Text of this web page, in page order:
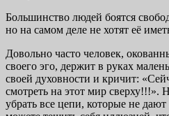
Большинство людей боятся
но на самом деле не хотят её
Довольно часто человек,
своего эго, держит в руках
своей духовности и кричит:
смотреть на этот мир сверху!!!».
убрать все цепи, которые не